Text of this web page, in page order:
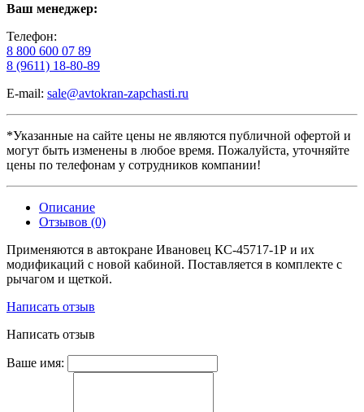
Ваш менеджер:
Телефон:
8 800 600 07 89
8 (9611) 18-80-89
E-mail: sale@avtokran-zapchasti.ru
*Указанные на сайте цены не являются публичной офертой и
могут быть изменены в любое время. Пожалуйста, уточняйте
цены по телефонам у сотрудников компании!
Описание
Отзывов (0)
Применяются в автокране Ивановец КС-45717-1Р и их
модификаций с новой кабиной. Поставляется в комплекте с
рычагом и щеткой.
Написать отзыв
Написать отзыв
Ваше имя: